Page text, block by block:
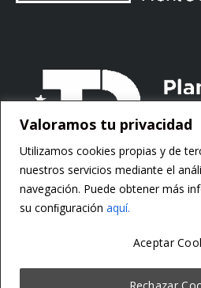
Valoramos tu privacidad
Utilizamos cookies propias y de
nuestros servicios mediante el
navegación. Puede obtener más
su conﬁguración aquí.
Rechazar
Aceptar